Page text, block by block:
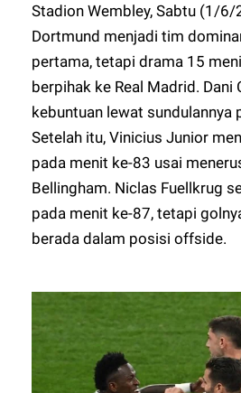
Stadion Wembley, Sabtu (1/
Dortmund menjadi tim
pertama, tetapi drama 15
berpihak ke Real Madrid. Dani
kebuntuan lewat sundulannya
Setelah itu, Vinicius Junior
pada menit ke-83 usai
Bellingham. Niclas Fuellkrug
pada menit ke-87, tetapi
berada dalam posisi offside.